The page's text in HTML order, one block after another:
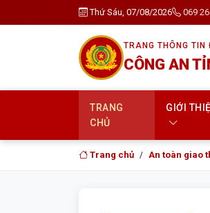
Thứ Sáu, 07/08/2026 069
TRANG THÔNG TIN
CÔNG AN
TRANG
CHỦ
GIỚI
Trang chủ An toàn giao